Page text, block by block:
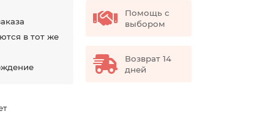
в тот же
Помощь с
выбором
Возврат 14
дней